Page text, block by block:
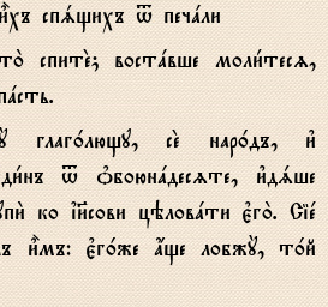
спsщихъ t печaли
спитE; востaвше моли1тесz,
глаг0лющу, сE нар0дъ, и3
t nбоюнaдесzте, и3дsше
ко ї}сови цэловaти є3го2. Сіe
и5мъ: є3г0же ѓще лобжY, т0й